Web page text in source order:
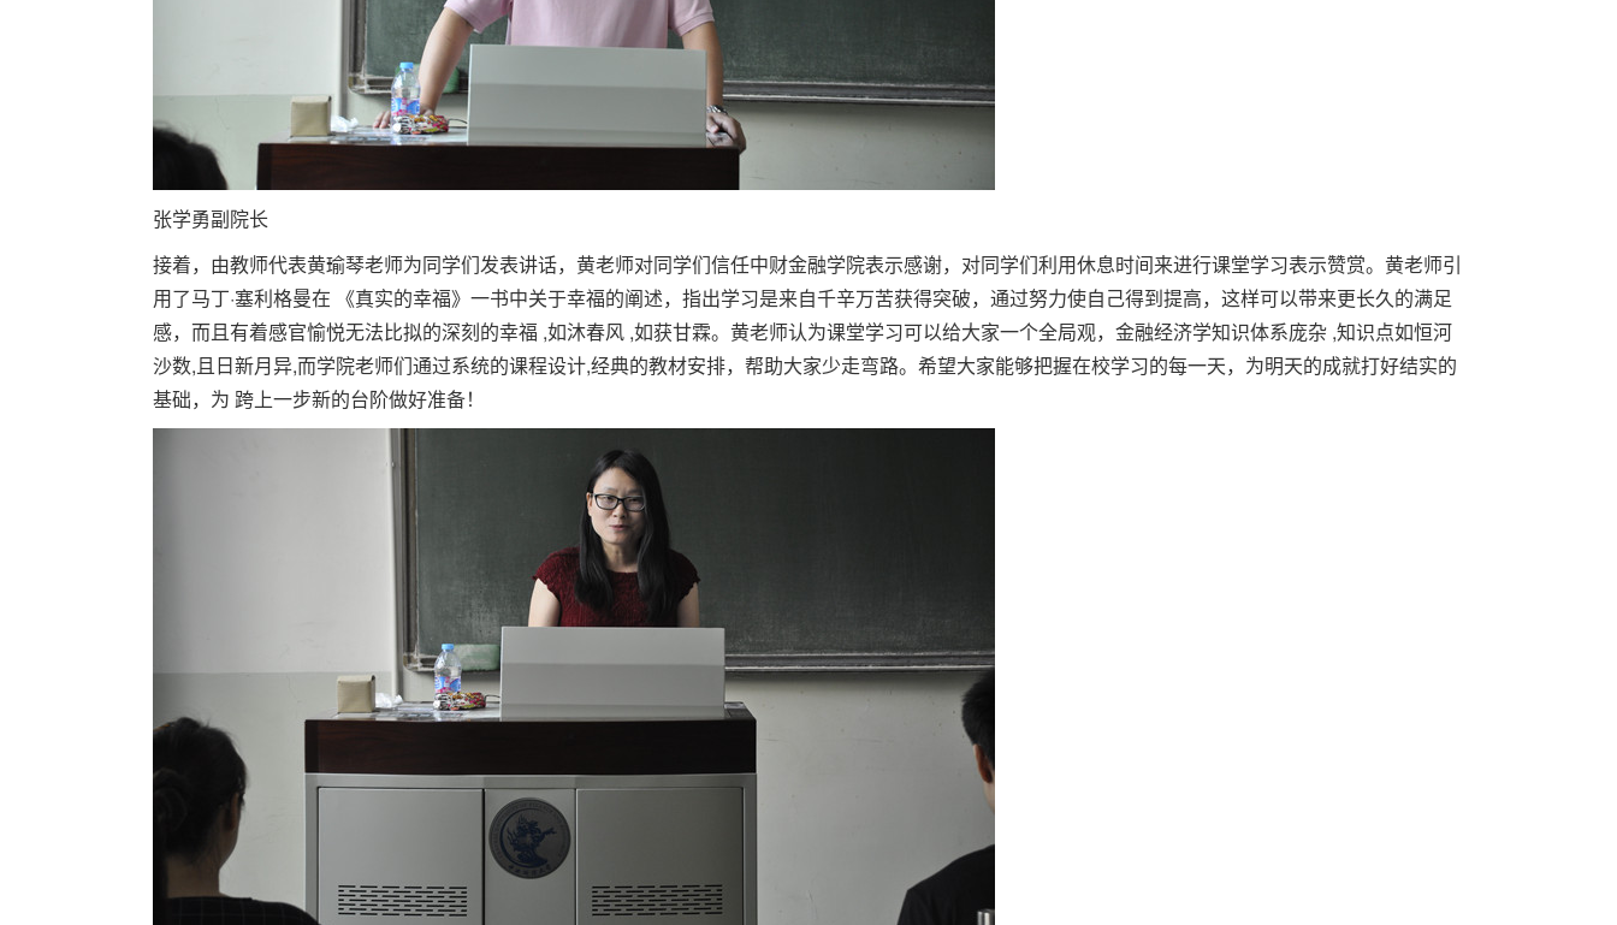
张学勇副院长
接着，由教师代表黄瑜琴老师为同学们发表讲话，黄老师对同学们信任中财金融学院表示感谢，对同学们利用休息时间来进行课堂学习表示赞赏。黄老师引
用了马丁·塞利格曼在 《真实的幸福》一书中关于幸福的阐述，指出学习是来自千辛万苦获得突破，通过努力使自己得到提高，这样可以带来更长久的满足
感，而且有着感官愉悦无法比拟的深刻的幸福 ,如沐春风 ,如获甘霖。黄老师认为课堂学习可以给大家一个全局观，金融经济学知识体系庞杂 ,知识点如恒河
沙数,且日新月异,而学院老师们通过系统的课程设计,经典的教材安排，帮助大家少走弯路。希望大家能够把握在校学习的每一天，为明天的成就打好结实的
基础，为 跨上一步新的台阶做好准备！